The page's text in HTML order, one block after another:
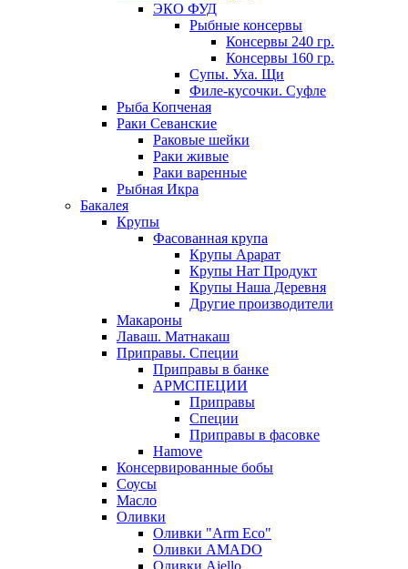
ЭКО ФУД
Рыбные консервы
Консервы 240 гр.
Консервы 160 гр.
Супы. Уха. Щи
Филе-кусочки. Суфле
Рыба Копченая
Раки Севанские
Раковые шейки
Раки живые
Раки варенные
Рыбная Икра
Бакалея
Крупы
Фасованная крупа
Крупы Арарат
Крупы Нат Продукт
Крупы Наша Деревня
Другие производители
Макароны
Лаваш. Матнакаш
Приправы. Специи
Приправы в банке
АРМСПЕЦИИ
Приправы
Специи
Приправы в фасовке
Hamove
Консервированные бобы
Соусы
Масло
Оливки
Оливки "Arm Eco"
Оливки AMADO
Оливки Aiello